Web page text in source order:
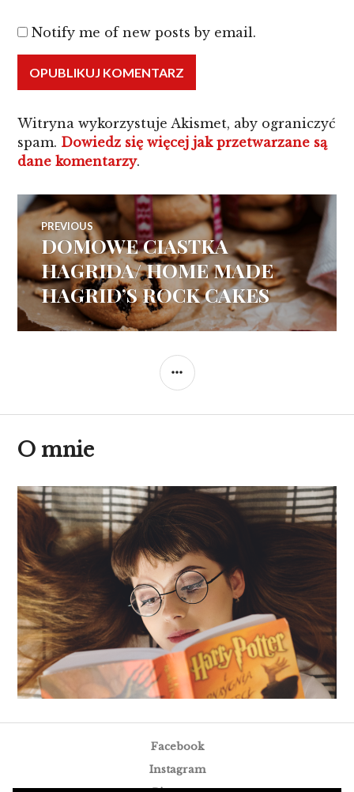
Notify me of new posts by email.
Witryna wykorzystuje Akismet, aby ograniczyć
spam. Dowiedz się więcej jak przetwarzane są
dane komentarzy.
Nawigacja
wpisu
PREVIOUS
Previous
post:
DOMOWE CIASTKA
HAGRIDA/ HOME MADE
HAGRID’S ROCK CAKES
SIDEBAR
O mnie
Facebook
Instagram